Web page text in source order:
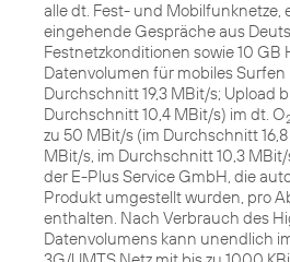
alle dt. Fest- und Mobilfunknetze,
eingehende Gespräche aus
Festnetzkonditionen sowie 10 GB
Datenvolumen für mobiles Surfen
Durchschnitt 19,3 MBit/s; Upload
Durchschnitt 10,4 MBit/s) im dt. O
zu 50 MBit/s (im Durchschnitt
MBit/s, im Durchschnitt 10,3
der E-Plus Service GmbH, die
Produkt umgestellt wurden, pro
enthalten. Nach Verbrauch des
Datenvolumens kann unendlich